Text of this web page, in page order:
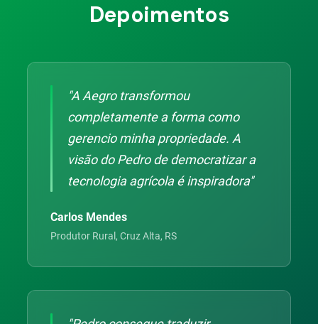
Depoimentos
"A Aegro transformou
completamente a forma como
gerencio minha propriedade. A
visão do Pedro de democratizar a
tecnologia agrícola é inspiradora"
Carlos Mendes
Produtor Rural, Cruz Alta, RS